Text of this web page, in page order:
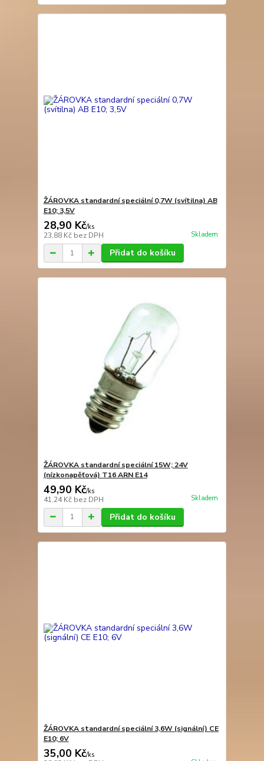
ŽÁROVKA standardní speciální 0,7W (svítilna) AB
E10; 3,5V
28,90 Kč/ks
23,88 Kč bez DPH Skladem
Přidat do košíku
ŽÁROVKA standardní speciální 15W; 24V
(nízkonapěťová) T16 ARN E14
49,90 Kč/ks
41,24 Kč bez DPH Skladem
Přidat do košíku
ŽÁROVKA standardní speciální 3,6W (signální) CE
E10; 6V
35,00 Kč/ks